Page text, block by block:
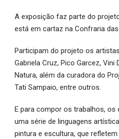
A exposição faz parte do
está em cartaz na Confraria
Participam do projeto os
Gabriela Cruz, Pico Garcez, Vini
Natura, além da curadora do
Tati Sampaio, entre outros.
E para compor os trabalhos,
uma série de linguagens
pintura e escultura, que